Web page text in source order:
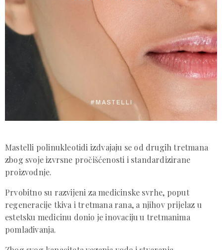
Mastelli polinukleotidi izdvajaju se od drugih tretmana
zbog svoje izvrsne pročišćenosti i standardizirane
proizvodnje.
Prvobitno su razvijeni za medicinske svrhe, poput
regeneracije tkiva i tretmana rana, a njihov prijelaz u
estetsku medicinu donio je inovaciju u tretmanima
pomlađivanja.